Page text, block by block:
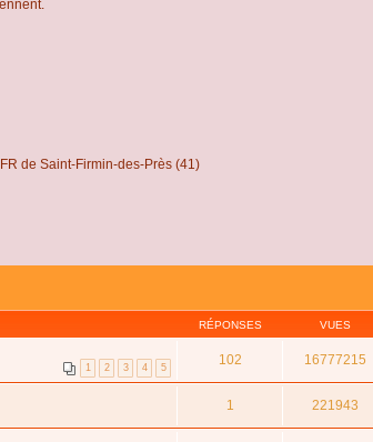
de Saint-Firmin-des-Près (41)
RÉPONSES VUES
1 2 3 4 5 102 16777215
1 221943